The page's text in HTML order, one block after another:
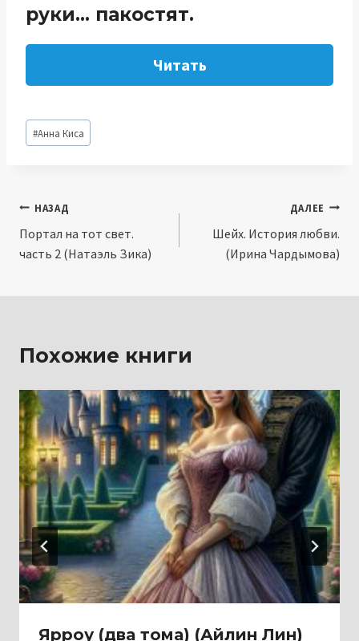
руки… пакостят.
Читать
Метки
записи:
#Анна Киса
Навигация
по
НАЗАД
Портал на тот свет.
часть 2 (Натаэль Зика)
ДАЛЕЕ
Шейх. История любви.
(Ирина Чардымова)
Похожие книги
Ярроу (два тома) (Айлин Лин)